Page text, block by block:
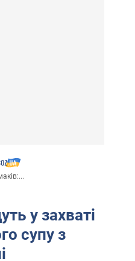
у захваті
супу з